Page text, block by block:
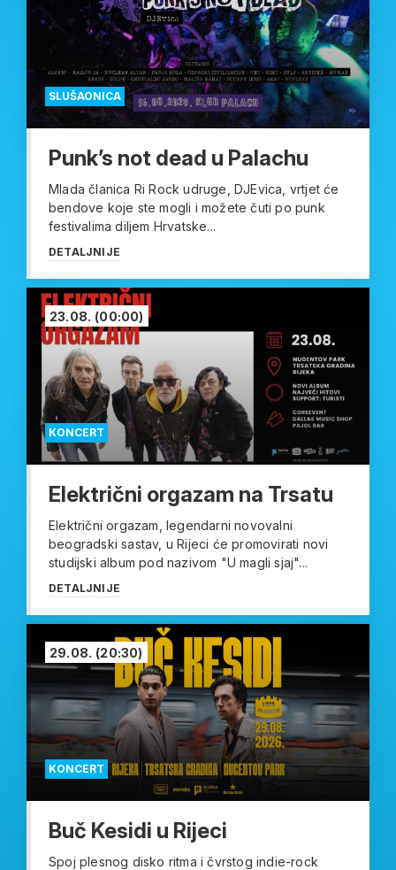
SLUŠAONICA
Punk’s not dead u Palachu
Mlada članica Ri Rock udruge, DJEvica, vrtjet će
bendove koje ste mogli i možete čuti po punk
festivalima diljem Hrvatske...
DETALJNIJE
KONCERT
23.08. (00:00)
Električni orgazam na Trsatu
Električni orgazam, legendarni novovalni
beogradski sastav, u Rijeci će promovirati novi
studijski album pod nazivom "U magli sjaj"...
DETALJNIJE
KONCERT
29.08. (20:30)
Buč Kesidi u Rijeci
Spoj plesnog disko ritma i čvrstog indie-rock